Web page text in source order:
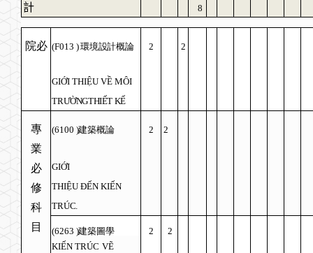
計
8
院必 (F013 )環境設計概論
GIỚI THIỆU VỀ MÔI
TRƯỜNGTHIẾT KẾ
2 2
專
業
必
修
科
目
(6100 )建築概論
GIỚI
THIỆUĐẾNKIẾN
TRÚC.
2 2
(6263 )建築圖學 2
2
KIẾN TRÚC VẼ